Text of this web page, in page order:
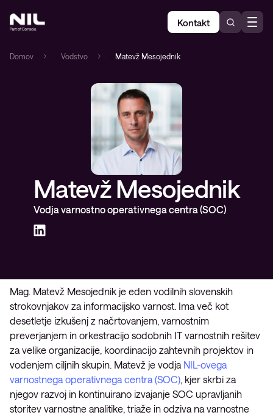
Kontakt
Domov Vodstvo Matevž Mesojednik
Matevž Mesojednik
Vodja varnostno operativnega centra (SOC)
Mag. Matevž Mesojednik je eden vodilnih slovenskih
strokovnjakov za informacijsko varnost. Ima več kot
desetletje izkušenj z načrtovanjem, varnostnim
preverjanjem in orkestracijo sodobnih IT varnostnih rešitev
za velike organizacije, koordinacijo zahtevnih projektov in
vodenjem ciljnih skupin. Matevž je vodja NIL-ovega
varnostnega operativnega centra (SOC), kjer skrbi za
njegov razvoj in kontinuirano izvajanje SOC upravljanih
storitev varnostne analitike, triaže in odziva na varnostne